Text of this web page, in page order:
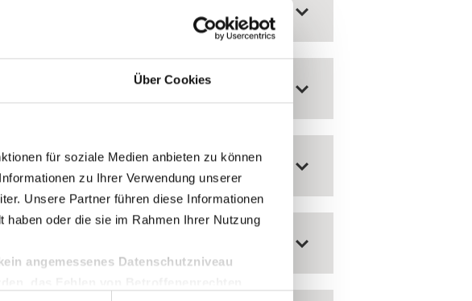
Über Cookies
für soziale Medien anbieten zu können
zu Ihrer Verwendung unserer
Unsere Partner führen diese Informationen
oder die sie im Rahmen Ihrer Nutzung
angemessenes Datenschutzniveau